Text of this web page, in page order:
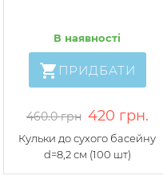
В наявності
ПРИДБАТИ
460.0 грн 420 грн.
Кульки до сухого басейну
d=8,2 см (100 шт)